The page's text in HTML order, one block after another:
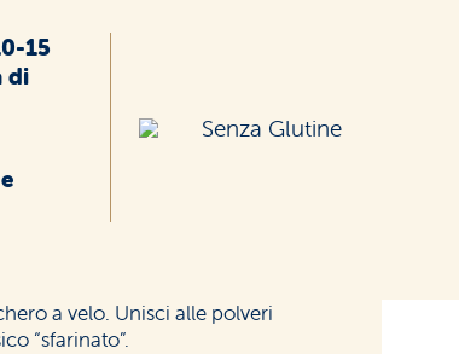
15
di
Senza Glutine
a velo. Unisci alle polveri
“sfarinato”.